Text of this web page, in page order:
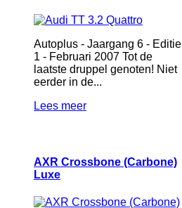
Autoplus - Jaargang 6 - Editie
1 - Februari 2007 Tot de
laatste druppel genoten! Niet
eerder in de...
Lees meer
AXR Crossbone (Carbone)
Luxe